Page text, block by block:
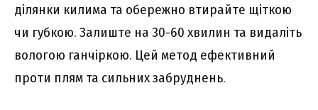
ділянки килима та обережно втирайте щіткою
чи губкою. Залиште на 30-60 хвилин та видаліть
вологою ганчіркою. Цей метод ефективний
проти плям та сильних забруднень.